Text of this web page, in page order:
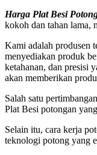
Harga Plat Besi
kokoh dan tahan lama,
Kami adalah produsen
menyediakan produk
ketahanan, dan presisi
akan memberikan
Salah satu
Plat Besi potongan
Selain itu, cara kerja
teknologi potong yang